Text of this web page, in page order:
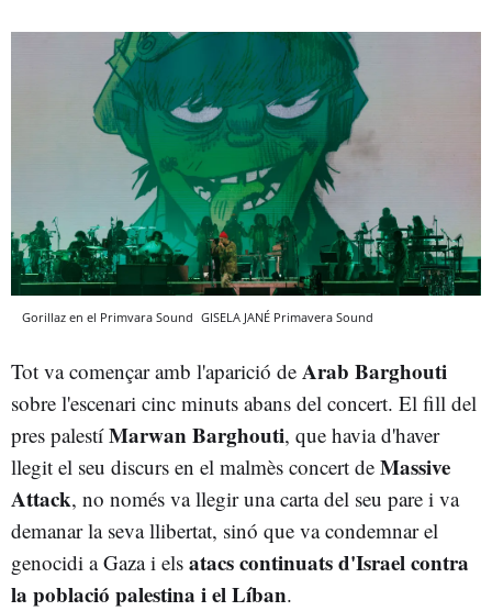
Gorillaz en el Primvara Sound GISELA JANÉ Primavera Sound
Tot va començar amb l'aparició de Arab Barghouti
sobre l'escenari cinc minuts abans del concert. El fill del
pres palestíMarwan Barghouti, que havia d'haver
llegit el seu discurs en el malmès concert de Massive
Attack, no només va llegir una carta del seu pare i va
demanar la seva llibertat, sinó que va condemnar el
genocidi a Gaza i els atacs continuats d'Israel contra
la població palestina i el Líban.